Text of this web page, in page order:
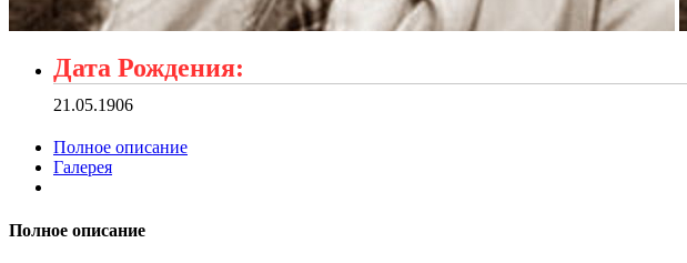
Дата Рождения:
21.05.1906
Полное описание
Галерея
Полное описание